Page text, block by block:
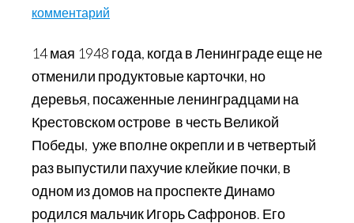
комментарий
14 мая 1948 года, когда в Ленинграде еще не
отменили продуктовые карточки, но
деревья, посаженные ленинградцами на
Крестовском острове в честь Великой
Победы, уже вполне окрепли и в четвертый
раз выпустили пахучие клейкие почки, в
одном из домов на проспекте Динамо
родился мальчик Игорь Сафронов. Его